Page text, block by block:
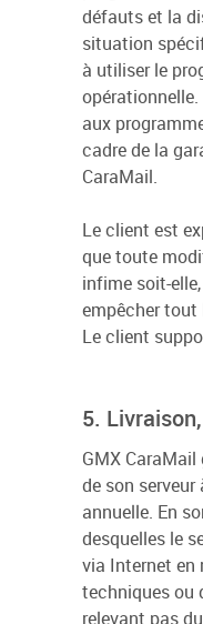
défauts et la
situation
à utiliser le
opérationnelle.
aux
cadre de la
CaraMail.
Le client est
que toute
infime soit-
empêcher tout
Le client
5.
GMX
de son serveur
annuelle. En
desquelles le
via Internet en
techniques ou
relevant pas